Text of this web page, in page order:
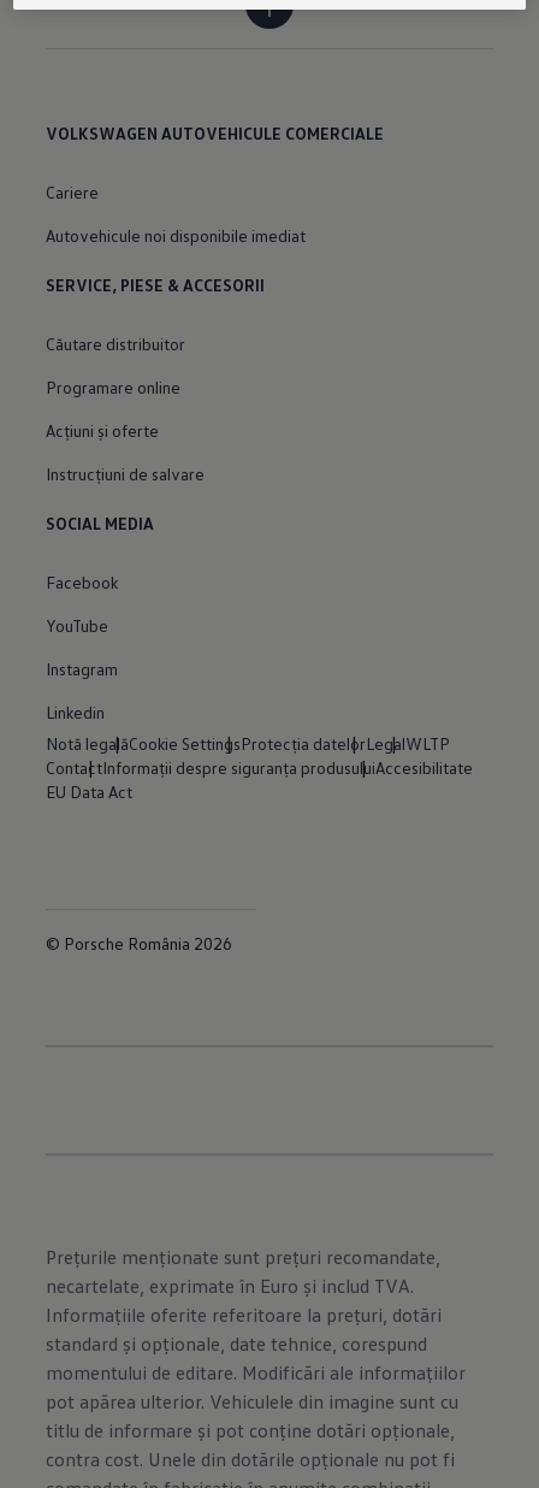
VOLKSWAGEN AUTOVEHICULE COMERCIALE
Cariere
Autovehicule noi disponibile imediat
SERVICE, PIESE & ACCESORII
Căutare distribuitor
Programare online
Acțiuni și oferte
Instrucțiuni de salvare
SOCIAL MEDIA
Facebook
YouTube
Instagram
Linkedin
Notă legalăCookie SettingsProtecția datelorLegalWLTP
ContactInformații despre siguranța produsuluiAccesibilitate
EU Data Act
© Porsche România 2026
Prețurile menționate sunt prețuri recomandate,
necartelate, exprimate în Euro și includ TVA.
Informațiile oferite referitoare la prețuri, dotări
standard și opționale, date tehnice, corespund
momentului de editare. Modificări ale informațiilor
pot apărea ulterior. Vehiculele din imagine sunt cu
titlu de informare și pot conține dotări opționale,
contra cost. Unele din dotările opționale nu pot fi